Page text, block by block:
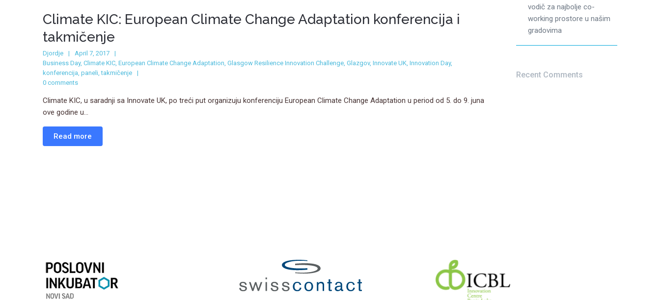
Climate KIC: European Climate Change Adaptation konferencija i
takmičenje
Djordje
April 7, 2017
Business Day, Climate KIC European Climate Change Adaptation Glasgow Resilience Innovation Challenge Glazgov, Innovate UK Innovation Day,
konferencija paneli ,takmičenje
0 comments
Climate KIC, u saradnji sa Innovate UK, po treći put organizuju konferenciju European Climate Change Adaptation u period od 5. do 9. juna
ove godine u...
Read more
vodič za najbolje co-
working prostore u našim
gradovima
Recent Comments